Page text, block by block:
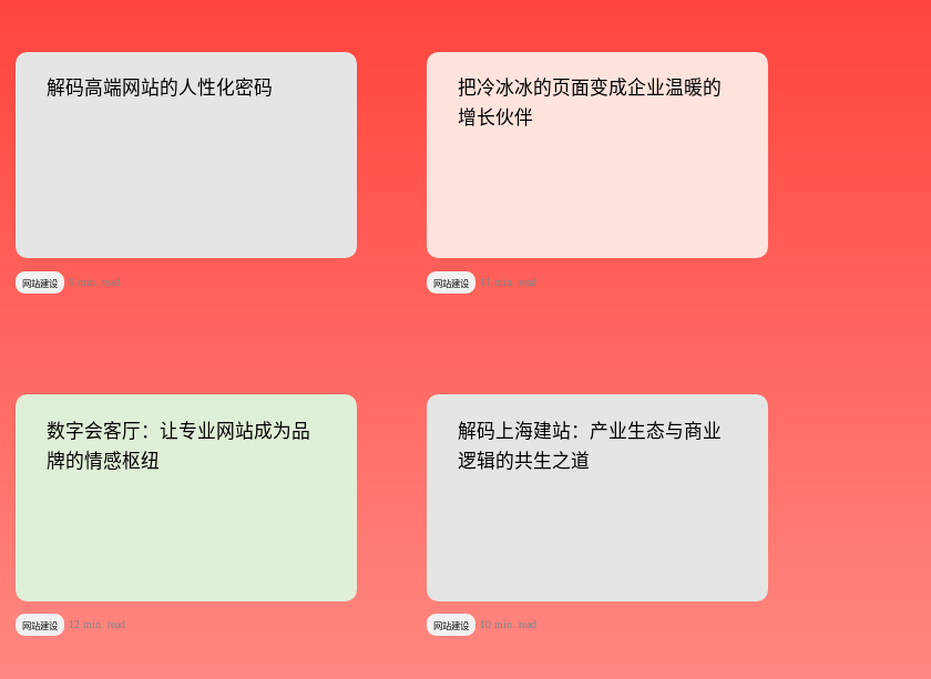
预约我们的数字化专家
您需要： 网站建设 SEO搜索优化 品牌设计
解码高端网站的人性化密码
解码高端网站的人性化密码
网站建设 9 min. read
把冷冰冰的页面变成企业温暖的
增长伙伴
把冷冰冰的页面变成企业温暖的
增长伙伴
网站建设 11 min. read
数字会客厅：让专业网站成为品
牌的情感枢纽
数字会客厅：让专业网站成为品
牌的情感枢纽
网站建设 12 min. read
解码上海建站：产业生态与商业
逻辑的共生之道
解码上海建站：产业生态与商业
逻辑的共生之道
网站建设 10 min. read